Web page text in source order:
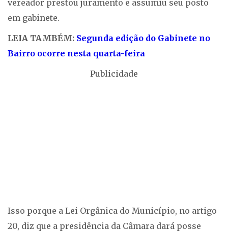
vereador prestou juramento e assumiu seu posto
em gabinete.
LEIA TAMBÉM: Segunda edição do Gabinete no
Bairro ocorre nesta quarta-feira
Publicidade
Isso porque a Lei Orgânica do Município, no artigo
20, diz que a presidência da Câmara dará posse